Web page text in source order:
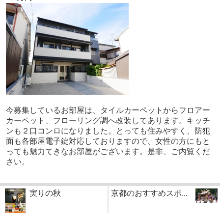
今募集しているお部屋は、タイルカーペットからフロアー
カーペット、フローリング調へ改装してあります。キッチ
ンも２口コンロになりました。とっても住みやすく、防犯
面も各部屋電子錠対応しておりますので、女性の方にもと
っても魅力てきなお部屋がございます。是非、ご内覧くだ
さい。
実りの秋 京都のおすすめスポ...